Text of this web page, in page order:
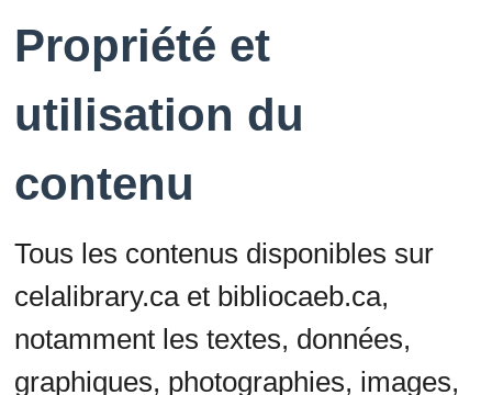
Propriété et
utilisation du
contenu
Tous les contenus disponibles sur
celalibrary.ca et bibliocaeb.ca,
notamment les textes, données,
graphiques, photographies, images,